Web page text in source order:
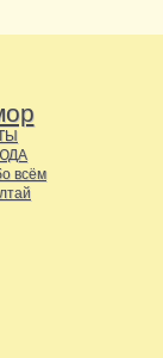
всём